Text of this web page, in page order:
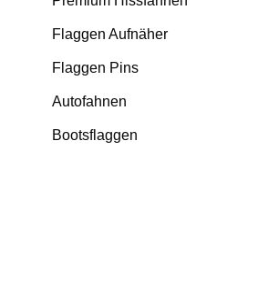
Flaggen Aufnäher
Flaggen Pins
Autofahnen
Bootsflaggen